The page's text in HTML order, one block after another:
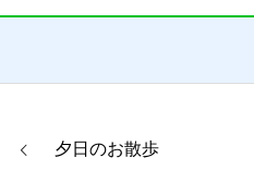
夕日のお散歩